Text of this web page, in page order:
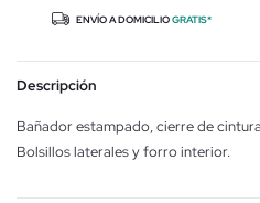
ENVÍO A DOMICILIOGRATIS*
Descripción
Bañador estampado, cierre de
Bolsillos laterales y forro interior.